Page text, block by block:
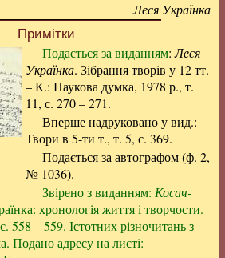
Леся Українка
Примітки
Подається за виданням:Леся
Українка. Зібрання творів у 12 тт.
– К.: Наукова думка, 1978 р., т.
11, с. 270 – 271.
Вперше надруковано у вид.:
Твори в 5-ти т., т. 5, с. 369.
Подається за автографом (ф. 2,
№ 1036).
Звірено з виданням: Косач-
хронологія життя і творчости.
– 559. Істотних різночитань з
Подано адресу на листі: